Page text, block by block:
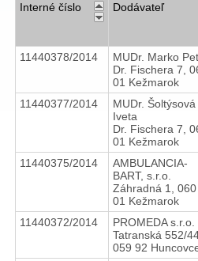
Interné číslo Dodávateľ
11440378/2014
MUDr. Marko
Dr. Fischera 7,
01 Kežmarok
11440377/2014
MUDr. Šoltýsová
Iveta
Dr. Fischera 7,
01 Kežmarok
11440375/2014
AMBULANCIA-
BART, s.r.o.
Záhradná 1, 060
01 Kežmarok
11440372/2014
PROMEDA s.r.o.
Tatranská 552/
059 92